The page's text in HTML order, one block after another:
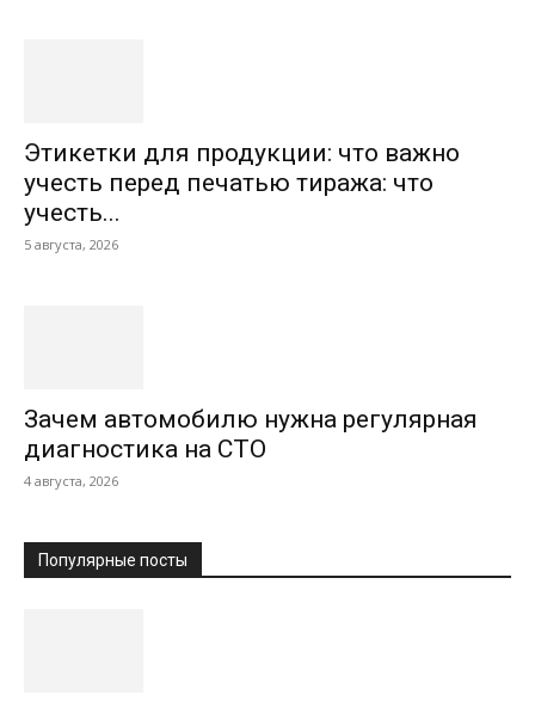
Этикетки для продукции: что важно
учесть перед печатью тиража: что
учесть...
5 августа, 2026
Зачем автомобилю нужна регулярная
диагностика на СТО
4 августа, 2026
Популярные посты